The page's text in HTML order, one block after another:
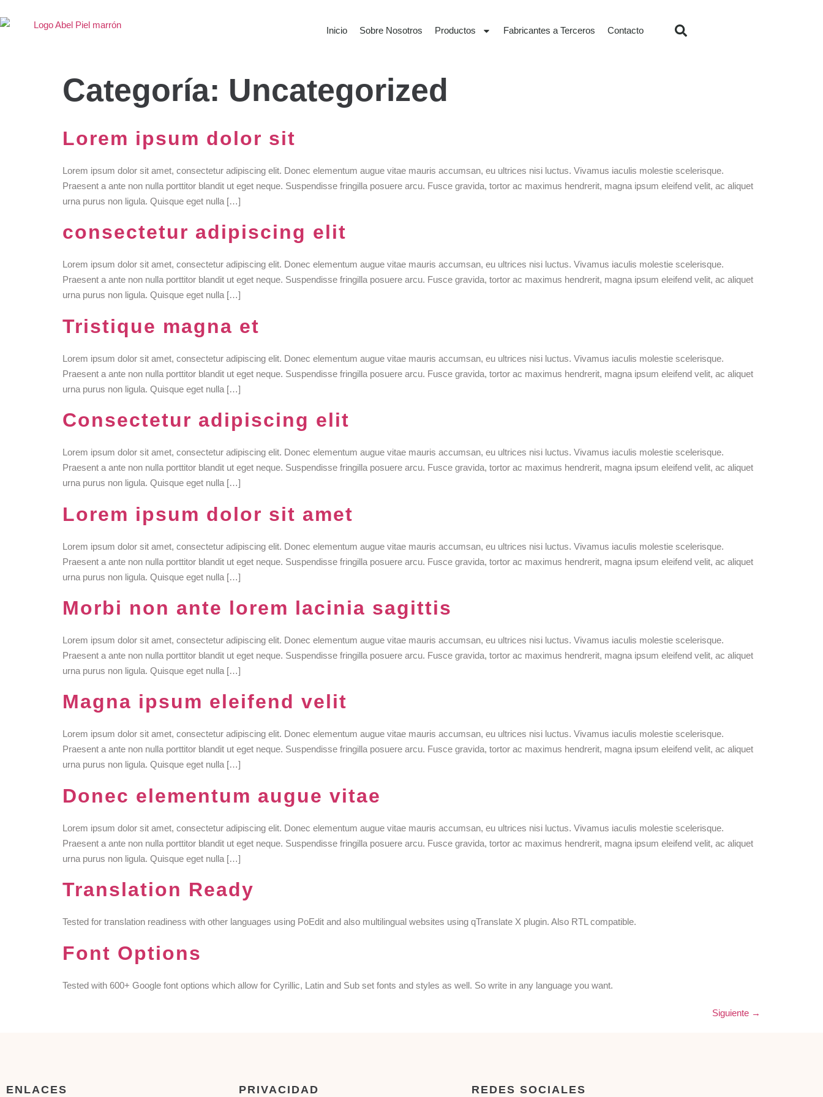
Inicio Sobre Nosotros Productos Fabricantes a Terceros Contacto
Categoría: Uncategorized
Lorem ipsum dolor sit
Lorem ipsum dolor sit amet, consectetur adipiscing elit. Donec elementum augue vitae mauris accumsan, eu ultrices nisi luctus. Vivamus iaculis molestie scelerisque.
Praesent a ante non nulla porttitor blandit ut eget neque. Suspendisse fringilla posuere arcu. Fusce gravida, tortor ac maximus hendrerit, magna ipsum eleifend velit, ac aliquet
urna purus non ligula. Quisque eget nulla […]
consectetur adipiscing elit
Lorem ipsum dolor sit amet, consectetur adipiscing elit. Donec elementum augue vitae mauris accumsan, eu ultrices nisi luctus. Vivamus iaculis molestie scelerisque.
Praesent a ante non nulla porttitor blandit ut eget neque. Suspendisse fringilla posuere arcu. Fusce gravida, tortor ac maximus hendrerit, magna ipsum eleifend velit, ac aliquet
urna purus non ligula. Quisque eget nulla […]
Tristique magna et
Lorem ipsum dolor sit amet, consectetur adipiscing elit. Donec elementum augue vitae mauris accumsan, eu ultrices nisi luctus. Vivamus iaculis molestie scelerisque.
Praesent a ante non nulla porttitor blandit ut eget neque. Suspendisse fringilla posuere arcu. Fusce gravida, tortor ac maximus hendrerit, magna ipsum eleifend velit, ac aliquet
urna purus non ligula. Quisque eget nulla […]
Consectetur adipiscing elit
Lorem ipsum dolor sit amet, consectetur adipiscing elit. Donec elementum augue vitae mauris accumsan, eu ultrices nisi luctus. Vivamus iaculis molestie scelerisque.
Praesent a ante non nulla porttitor blandit ut eget neque. Suspendisse fringilla posuere arcu. Fusce gravida, tortor ac maximus hendrerit, magna ipsum eleifend velit, ac aliquet
urna purus non ligula. Quisque eget nulla […]
Lorem ipsum dolor sit amet
Lorem ipsum dolor sit amet, consectetur adipiscing elit. Donec elementum augue vitae mauris accumsan, eu ultrices nisi luctus. Vivamus iaculis molestie scelerisque.
Praesent a ante non nulla porttitor blandit ut eget neque. Suspendisse fringilla posuere arcu. Fusce gravida, tortor ac maximus hendrerit, magna ipsum eleifend velit, ac aliquet
urna purus non ligula. Quisque eget nulla […]
Morbi non ante lorem lacinia sagittis
Lorem ipsum dolor sit amet, consectetur adipiscing elit. Donec elementum augue vitae mauris accumsan, eu ultrices nisi luctus. Vivamus iaculis molestie scelerisque.
Praesent a ante non nulla porttitor blandit ut eget neque. Suspendisse fringilla posuere arcu. Fusce gravida, tortor ac maximus hendrerit, magna ipsum eleifend velit, ac aliquet
urna purus non ligula. Quisque eget nulla […]
Magna ipsum eleifend velit
Lorem ipsum dolor sit amet, consectetur adipiscing elit. Donec elementum augue vitae mauris accumsan, eu ultrices nisi luctus. Vivamus iaculis molestie scelerisque.
Praesent a ante non nulla porttitor blandit ut eget neque. Suspendisse fringilla posuere arcu. Fusce gravida, tortor ac maximus hendrerit, magna ipsum eleifend velit, ac aliquet
urna purus non ligula. Quisque eget nulla […]
Donec elementum augue vitae
Lorem ipsum dolor sit amet, consectetur adipiscing elit. Donec elementum augue vitae mauris accumsan, eu ultrices nisi luctus. Vivamus iaculis molestie scelerisque.
Praesent a ante non nulla porttitor blandit ut eget neque. Suspendisse fringilla posuere arcu. Fusce gravida, tortor ac maximus hendrerit, magna ipsum eleifend velit, ac aliquet
urna purus non ligula. Quisque eget nulla […]
Translation Ready
Tested for translation readiness with other languages using PoEdit and also multilingual websites using qTranslate X plugin. Also RTL compatible.
Font Options
Tested with 600+ Google font options which allow for Cyrillic, Latin and Sub set fonts and styles as well. So write in any language you want.
Siguiente →
ENLACES PRIVACIDAD REDES SOCIALES